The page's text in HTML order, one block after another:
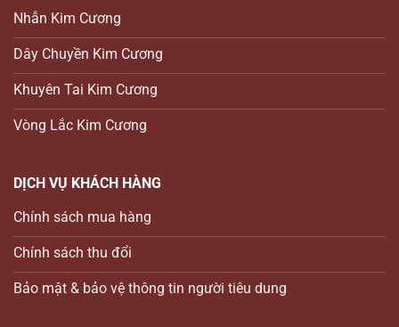
Nhẫn Kim Cương
Dây Chuyền Kim Cương
Khuyên Tai Kim Cương
Vòng Lắc Kim Cương
DỊCH VỤ KHÁCH HÀNG
Chính sách mua hàng
Chính sách thu đổi
Bảo mật & bảo vệ thông tin người tiêu dung